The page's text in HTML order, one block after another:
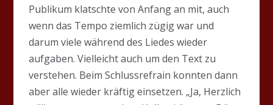
Publikum klatschte von Anfang an mit, auch
wenn das Tempo ziemlich zügig war und
darum viele während des Liedes wieder
aufgaben. Vielleicht auch um den Text zu
verstehen. Beim Schlussrefrain konnten dann
aber alle wieder kräftig einsetzen. „Ja, Herzlich